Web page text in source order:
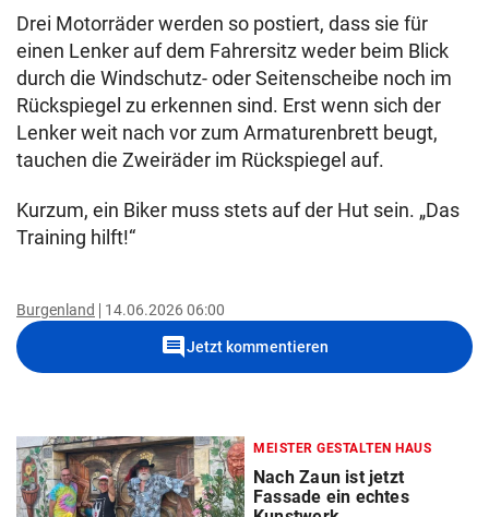
Drei Motorräder werden so postiert, dass sie für
einen Lenker auf dem Fahrersitz weder beim Blick
durch die Windschutz- oder Seitenscheibe noch im
Rückspiegel zu erkennen sind. Erst wenn sich der
Lenker weit nach vor zum Armaturenbrett beugt,
tauchen die Zweiräder im Rückspiegel auf.
Kurzum, ein Biker muss stets auf der Hut sein. „Das
Training hilft!“
Burgenland 14.06.2026 06:00
commentJetzt kommentieren
MEISTER GESTALTEN HAUS
Nach Zaun ist jetzt
Fassade ein echtes